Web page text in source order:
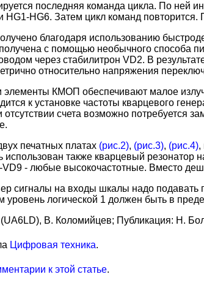
последняя команда цикла. По ней
HG1-HG6. Затем цикл команд
благодаря использованию
с помощью необычного способа
через стабилитрон VD2. В
относительно напряжения
элементы КМОП обеспечивают малое
к установке частоты кварцевого
отсутствии счета возможно
печатных платах (рис.2), (рис.3), (рис.4),
использован также кварцевый
- любые высокочастотные. Вместо
сигналы на входы шкалы надо
уровень логической 1 должен быть в
В. Коломийцев; Публикация: Н.
Цифровая техника.
к этой статье.